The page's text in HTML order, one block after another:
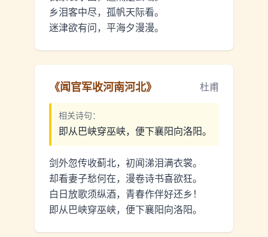
乡泪客中尽，孤帆天际看。
迷津欲有问，平海夕漫漫。
《闻官军收河南河北》 杜甫
相关诗句：
即从巴峡穿巫峡，便下襄阳向洛阳。
剑外忽传收蓟北，初闻涕泪满衣裳。
却看妻子愁何在，漫卷诗书喜欲狂。
白日放歌须纵酒，青春作伴好还乡！
即从巴峡穿巫峡，便下襄阳向洛阳。